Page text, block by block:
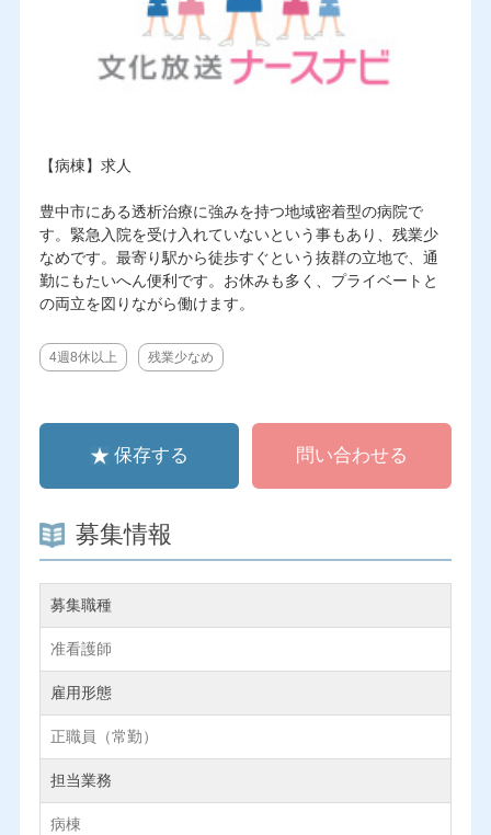
【病棟】求人
豊中市にある透析治療に強みを持つ地域密着型の病院で
す。緊急入院を受け入れていないという事もあり、残業少
なめです。最寄り駅から徒歩すぐという抜群の立地で、通
勤にもたいへん便利です。お休みも多く、プライベートと
の両立を図りながら働けます。
4週8休以上 残業少なめ
保存する 問い合わせる
募集情報
募集職種
准看護師
雇用形態
正職員（常勤）
担当業務
病棟